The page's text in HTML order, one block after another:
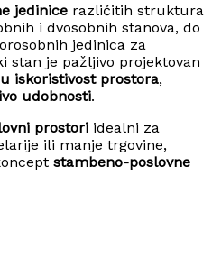
jedinice različitih struktura
i dvosobnih stanova, do
jedinica za
stan je pažljivo projektovan
iskoristivost prostora,
udobnosti.
prostori idealni za
ili manje trgovine,
stambeno-poslovne